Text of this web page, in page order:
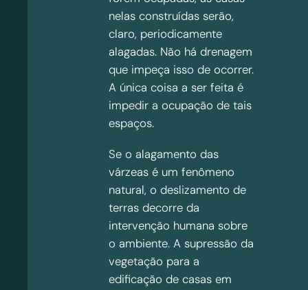
nelas construídas serão,
claro, periodicamente
alagadas. Não há drenagem
que impeça isso de ocorrer.
A única coisa a ser feita é
impedir a ocupação de tais
espaços.
Se o alagamento das
várzeas é um fenômeno
natural, o deslizamento de
terras decorre da
intervenção humana sobre
o ambiente. A supressão da
vegetação para a
edificação de casas em